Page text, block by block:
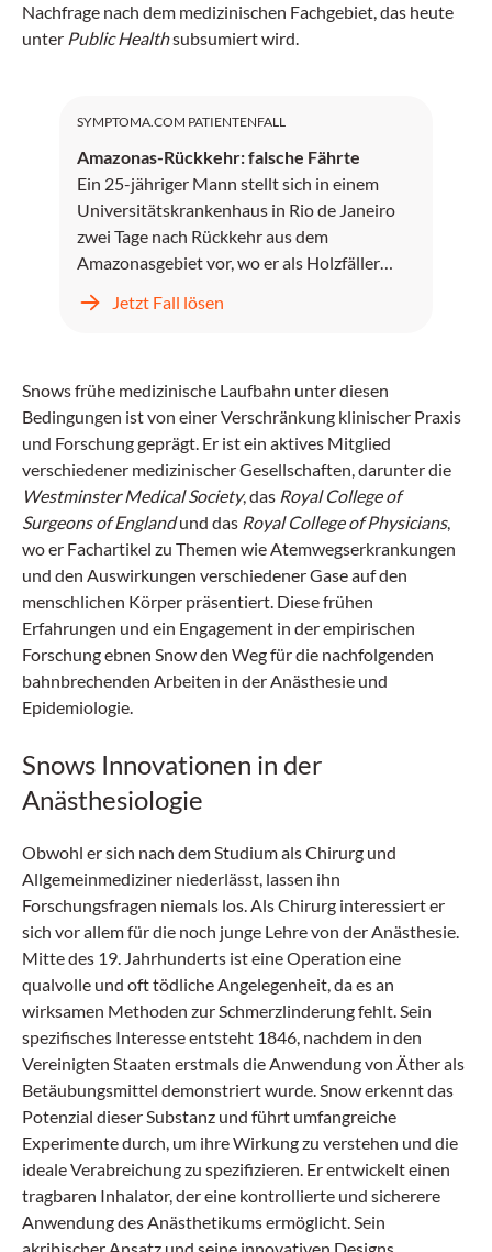
Nachfrage nach dem medizinischen Fachgebiet, das heute
unter Public Healthsubsumiert wird.
SYMPTOMA.COM PATIENTENFALL
Amazonas-Rückkehr: falsche Fährte
Ein 25-jähriger Mann stellt sich in einem
Universitätskrankenhaus in Rio de Janeiro
zwei Tage nach Rückkehr aus dem
Amazonasgebiet vor, wo er als Holzfäller
gearbeitet hat.
Jetzt Fall lösen
Snows frühe medizinische Laufbahn unter diesen
Bedingungen ist von einer Verschränkung klinischer Praxis
und Forschung geprägt. Er ist ein aktives Mitglied
verschiedener medizinischer Gesellschaften, darunter die
Westminster Medical Society, das Royal College of
Surgeons of Englandund das Royal College of Physicians,
wo er Fachartikel zu Themen wie Atemwegserkrankungen
und den Auswirkungen verschiedener Gase auf den
menschlichen Körper präsentiert. Diese frühen
Erfahrungen und ein Engagement in der empirischen
Forschung ebnen Snow den Weg für die nachfolgenden
bahnbrechenden Arbeiten in der Anästhesie und
Epidemiologie.
Snows Innovationen in der
Anästhesiologie
Obwohl er sich nach dem Studium als Chirurg und
Allgemeinmediziner niederlässt, lassen ihn
Forschungsfragen niemals los. Als Chirurg interessiert er
sich vor allem für die noch junge Lehre von der Anästhesie.
Mitte des 19. Jahrhunderts ist eine Operation eine
qualvolle und oft tödliche Angelegenheit, da es an
wirksamen Methoden zur Schmerzlinderung fehlt. Sein
spezifisches Interesse entsteht 1846, nachdem in den
Vereinigten Staaten erstmals die Anwendung von Äther als
Betäubungsmittel demonstriert wurde. Snow erkennt das
Potenzial dieser Substanz und führt umfangreiche
Experimente durch, um ihre Wirkung zu verstehen und die
ideale Verabreichung zu spezifizieren. Er entwickelt einen
tragbaren Inhalator, der eine kontrollierte und sicherere
Anwendung des Anästhetikums ermöglicht. Sein